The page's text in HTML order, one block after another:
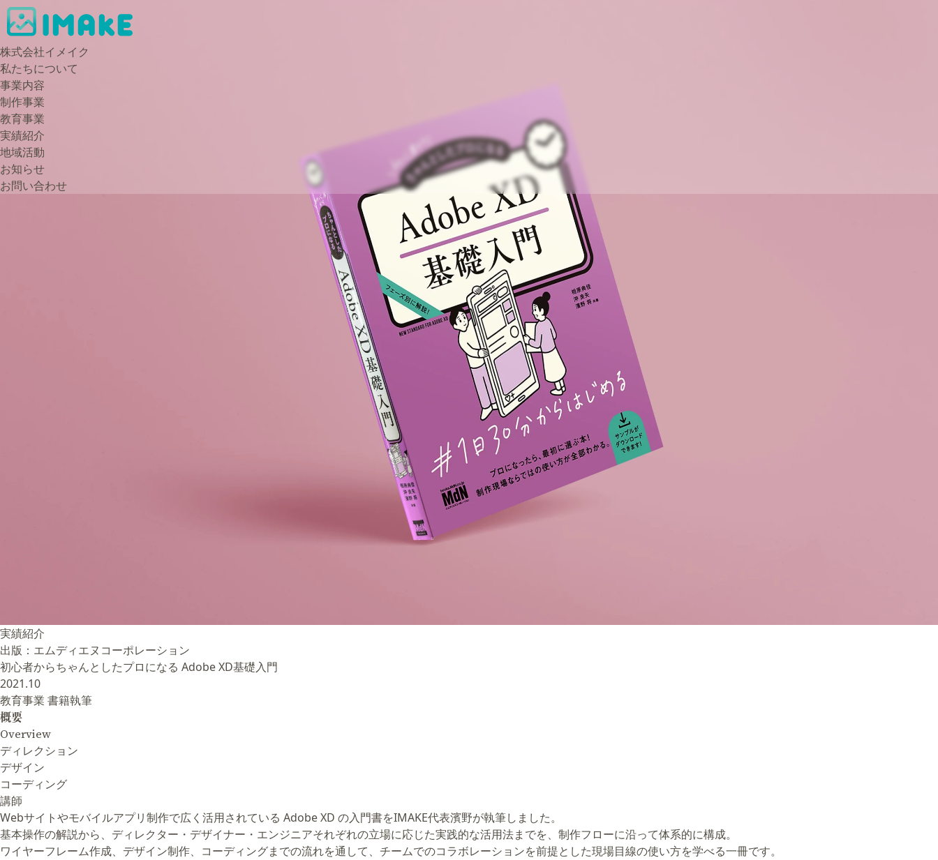
株式会社イメイク
私たちについて
事業内容
制作事業
教育事業
実績紹介
地域活動
お知らせ
お問い合わせ
実績紹介
出版：エムディエヌコーポレーション
初心者からちゃんとしたプロになる Adobe XD基礎入門
2021.10
教育事業 書籍執筆
概要
Overview
ディレクション
デザイン
コーディング
講師
Webサイトやモバイルアプリ制作で広く活用されている Adobe XD の入門書をIMAKE代表濱野が執筆しました。
基本操作の解説から、ディレクター・デザイナー・エンジニアそれぞれの立場に応じた実践的な活用法までを、制作フローに沿って体系的に構成。
ワイヤーフレーム作成、デザイン制作、コーディングまでの流れを通して、チームでのコラボレーションを前提とした現場目線の使い方を学べる一冊です。